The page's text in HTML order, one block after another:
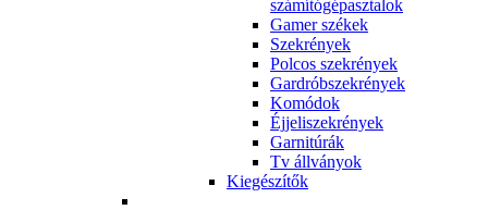
számítógépasztalok
Gamer székek
Szekrények
Polcos szekrények
Gardróbszekrények
Komódok
Éjjeliszekrények
Garnitúrák
Tv állványok
Kiegészítők